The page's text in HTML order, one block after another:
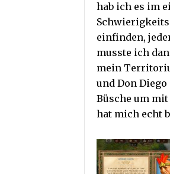
hab ich es im
einfinden,
musste ich
mein
und Don
Büsche um
hat mich echt